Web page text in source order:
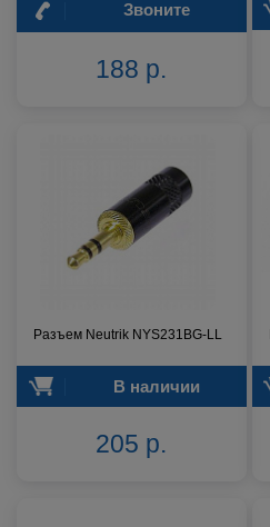
Звоните
188 р.
Разъем Neutrik NYS231BG-LL
В наличии
205 р.